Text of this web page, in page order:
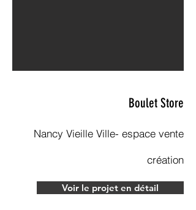
Boulet Store
Nancy Vieille Ville- espace vente
création
Voir le projet en détail